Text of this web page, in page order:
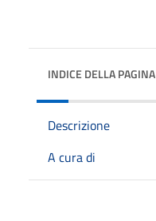
INDICE DELLA PAGINA
Descrizione
A cura di